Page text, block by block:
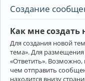
Создание
Как мне
Для создания новой
тема». Для
«Ответить». Возможно,
чем отправить
находится внизу